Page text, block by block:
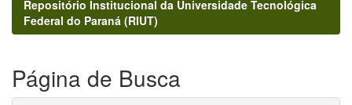
Repositório Institucional da Universidade Tecnológica
Federal do Paraná (RIUT)
Página de Busca